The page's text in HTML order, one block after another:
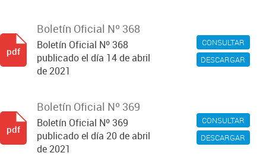
CONSULTAR
DESCARGAR
Boletín Oficial Nº 368
Boletín Oficial Nº 368
publicado el día 14 de abril
de 2021
pdf
CONSULTAR
DESCARGAR
Boletín Oficial Nº 369
Boletín Oficial Nº 369
publicado el día 20 de abril
de 2021
pdf